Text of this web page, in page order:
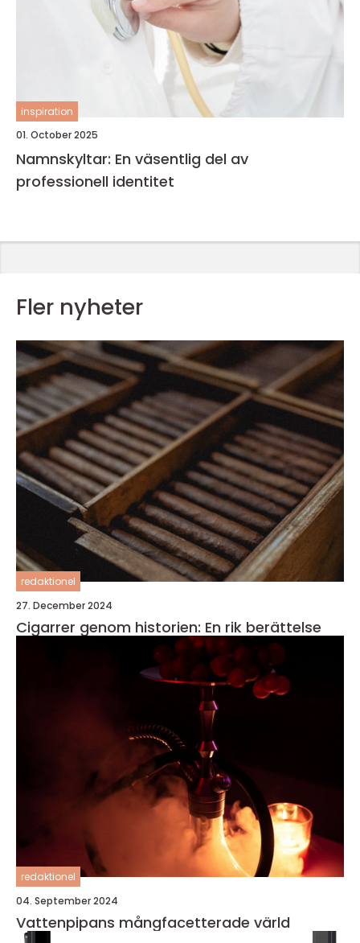
inspiration
01. October 2025
Namnskyltar: En väsentlig del av
professionell identitet
Fler nyheter
redaktionel
27. December 2024
Cigarrer genom historien: En rik berättelse
redaktionel
04. September 2024
Vattenpipans mångfacetterade värld